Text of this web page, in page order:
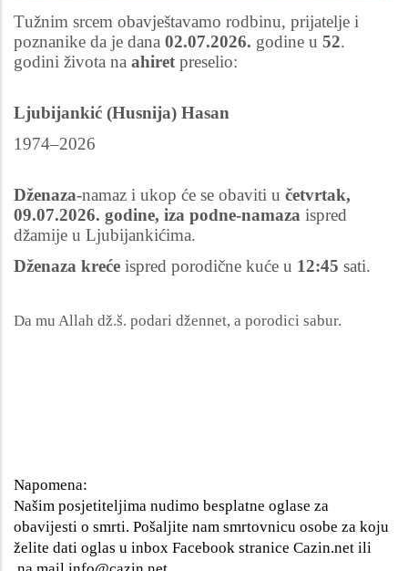
Tužnim srcem obavještavamo rodbinu, prijatelje i
poznanike da je dana 02.07.2026. godine u 52.
godini života na ahiret preselio:
Ljubijankić (Husnija) Hasan
1974–2026
Dženaza-namaz i ukop će se obaviti u četvrtak,
09.07.2026. godine, iza podne-namaza ispred
džamije u Ljubijankićima.
Dženaza kreće ispred porodične kuće u 12:45 sati.
Da mu Allah dž.š. podari džennet, a porodici sabur.
Napomena:
Našim posjetiteljima nudimo besplatne oglase za
obavijesti o smrti. Pošaljite nam smrtovnicu osobe za koju
želite dati oglas u inbox Facebook stranice Cazin.net ili